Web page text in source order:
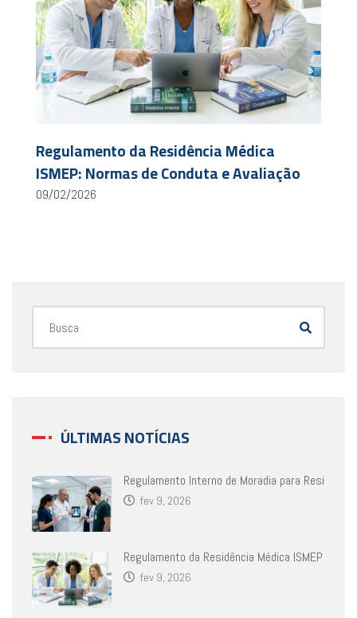
Regulamento da Residência Médica
ISMEP: Normas de Conduta e Avaliação
09/02/2026
ÚLTIMAS NOTÍCIAS
Regulamento Interno de Moradia para Resi
fev 9, 2026
Regulamento da Residência Médica ISMEP
fev 9, 2026